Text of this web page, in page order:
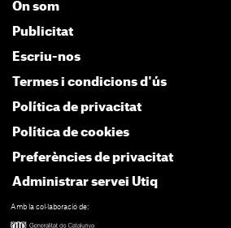
On som
Publicitat
Escriu-nos
Termes i condicions d'ús
Política de privacitat
Política de cookies
Preferències de privacitat
Administrar servei Utiq
Amb la col·laboració de: